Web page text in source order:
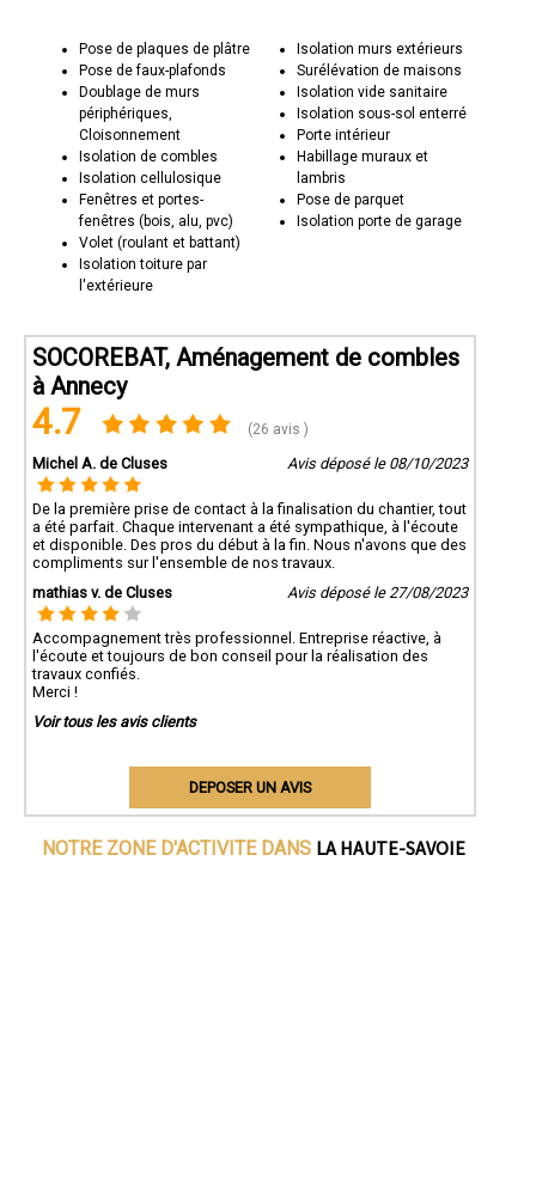
Pose de plaques de plâtre
Pose de faux-plafonds
Doublage de murs
périphériques,
Cloisonnement
Isolation de combles
Isolation cellulosique
Fenêtres et portes-
fenêtres (bois, alu, pvc)
Volet (roulant et battant)
Isolation toiture par
l'extérieure
Isolation murs extérieurs
Surélévation de maisons
Isolation vide sanitaire
Isolation sous-sol enterré
Porte intérieur
Habillage muraux et
lambris
Pose de parquet
Isolation porte de garage
SOCOREBAT, Aménagement de combles
à Annecy
4.7 (26 avis )
Michel A. de Cluses Avis déposé le 08/10/2023
De la première prise de contact à la finalisation du chantier, tout
a été parfait. Chaque intervenant a été sympathique, à l'écoute
et disponible. Des pros du début à la fin. Nous n'avons que des
compliments sur l'ensemble de nos travaux.
mathias v. de Cluses
Avis déposé le 27/08/2023
Accompagnement très professionnel. Entreprise réactive, à
l'écoute et toujours de bon conseil pour la réalisation des
travaux confiés.
Merci !
Voir tous les avis clients
DEPOSER UN AVIS
NOTRE ZONE D'ACTIVITE DANS LA HAUTE-SAVOIE